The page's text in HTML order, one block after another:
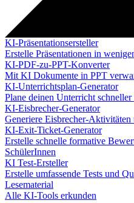
KI-Präsentationsersteller
Erstelle Präsentationen in
KI-PDF-zu-PPT-Konverter
Mit KI Dokumente in PPT
KI-Unterrichtsplan-Generator
Plane deinen Unterricht
KI-Eisbrecher-Generator
Generiere Eisbrecher-Aktivitäten
KI-Exit-Ticket-Generator
Erstelle schnelle formative
SchülerInnen
KI Test-Ersteller
Erstelle umfassende Tests und
Lesematerial
Alle KI-Tools erkunden